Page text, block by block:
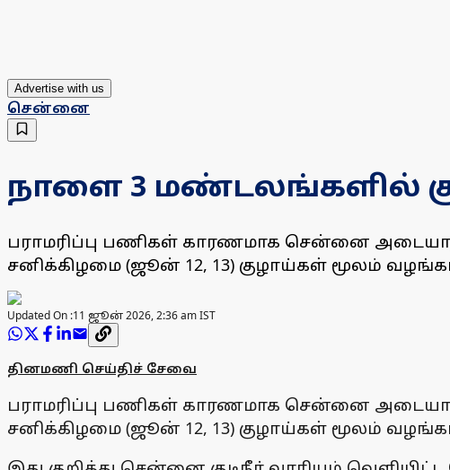
Advertise with us
சென்னை
நாளை 3 மண்டலங்களில்
பராமரிப்பு பணிகள் காரணமாக சென்னை
சனிக்கிழமை (ஜூன் 12, 13) குழாய்கள் மூலம்
Updated On :11 ஜூன் 2026, 2:36 am IST
தினமணி செய்திச் சேவை
பராமரிப்பு பணிகள் காரணமாக சென்னை
சனிக்கிழமை (ஜூன் 12, 13) குழாய்கள் மூலம்